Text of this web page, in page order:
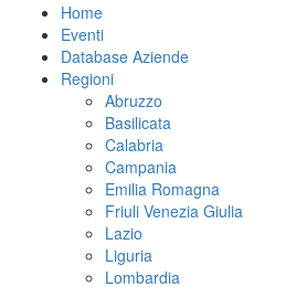
Home
Eventi
Database Aziende
Regioni
Abruzzo
Basilicata
Calabria
Campania
Emilia Romagna
Friuli Venezia Giulia
Lazio
Liguria
Lombardia